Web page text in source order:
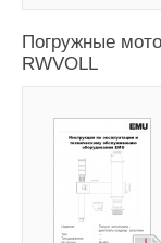
Погружные
RWVOLL